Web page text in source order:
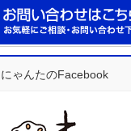
にゃんたのFacebook